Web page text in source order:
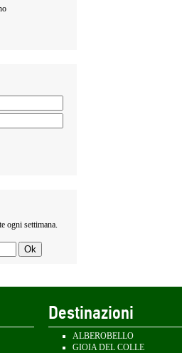
ogni settimana.
Destinazioni
ALBEROBELLO
GIOIA DEL COLLE